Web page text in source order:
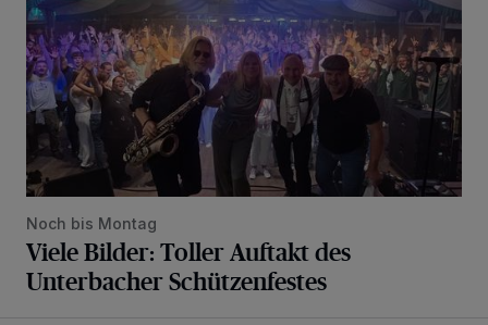
Noch bis Montag
Viele Bilder: Toller Auftakt des
Unterbacher Schützenfestes